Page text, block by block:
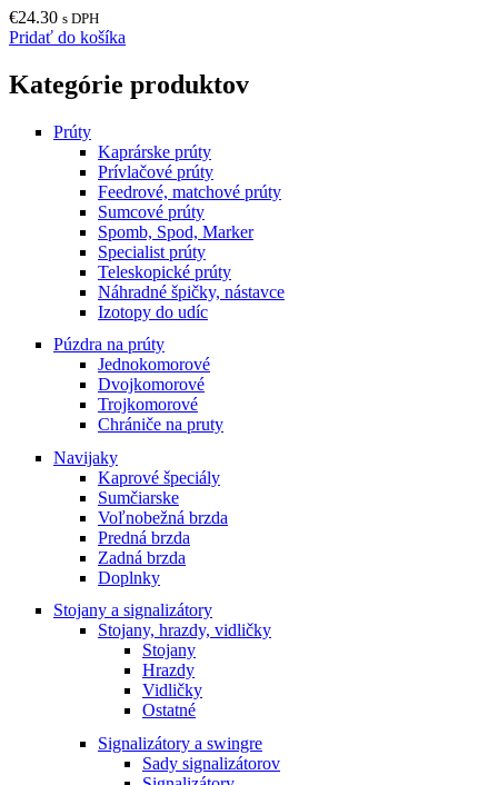
€24.30 s DPH
Pridať do košíka
Kategórie produktov
Prúty
Kaprárske prúty
Prívlačové prúty
Feedrové, matchové prúty
Sumcové prúty
Spomb, Spod, Marker
Specialist prúty
Teleskopické prúty
Náhradné špičky, nástavce
Izotopy do udíc
Púzdra na prúty
Jednokomorové
Dvojkomorové
Trojkomorové
Chrániče na pruty
Navijaky
Kaprové špeciály
Sumčiarske
Voľnobežná brzda
Predná brzda
Zadná brzda
Doplnky
Stojany a signalizátory
Stojany, hrazdy, vidličky
Stojany
Hrazdy
Vidličky
Ostatné
Signalizátory a swingre
Sady signalizátorov